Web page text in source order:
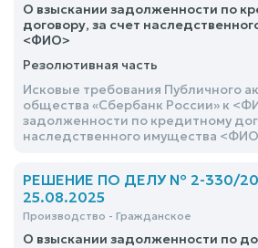
О взыскании задолженности по
договору, за счет
<ФИО>
Резолютивная часть
Исковые требования Публичного
общества «Сбербанк России» к
задолженности по кредитному
наследственного имущества
РЕШЕНИЕ ПО ДЕЛУ № 2-330/
25.08.2025
Производство - Гражданское
О взыскании задолженности по